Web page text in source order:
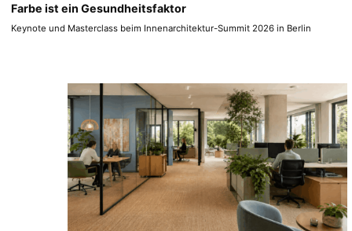
Farbe ist ein Gesundheitsfaktor
Keynote und Masterclass beim Innenarchitektur-Summit 2026 in Berlin